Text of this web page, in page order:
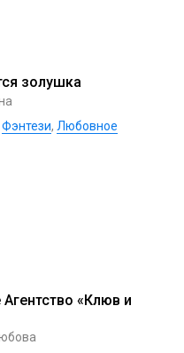
золушка
Фэнтези, Любовное
«Клюв и